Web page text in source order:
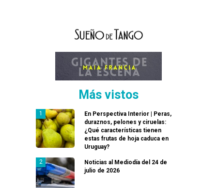
Más vistos
En Perspectiva Interior | Peras,
duraznos, pelones y ciruelas:
¿Qué características tienen
estas frutas de hoja caduca en
Uruguay?
Noticias al Mediodía del 24 de
julio de 2026